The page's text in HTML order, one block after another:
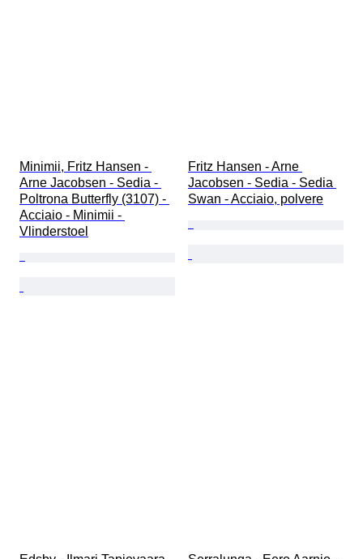
Minimii, Fritz Hansen -
Arne Jacobsen - Sedia -
Poltrona Butterfly (3107) -
Acciaio - Minimii -
Vlinderstoel
Fritz Hansen - Arne
Jacobsen - Sedia - Sedia
Swan - Acciaio, polvere